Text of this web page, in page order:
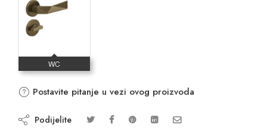
Postavite pitanje u vezi ovog proizvoda
Podijelite